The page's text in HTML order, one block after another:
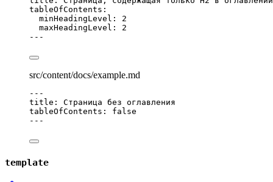
tableOfContents :
minHeadingLevel : 2
maxHeadingLevel : 2
---
src/content/docs/example.md
---
title : Страница без оглавления
tableOfContents : false
---
template